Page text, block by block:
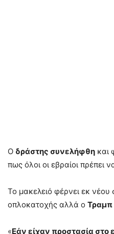
Ο δράστης συνελήφθη και
πως όλοι οι εβραίοι πρέπει
Το μακελειό φέρνει εκ
οπλοκατοχής αλλά ο Τραμπ
«Εάν είχαν προστασία στο